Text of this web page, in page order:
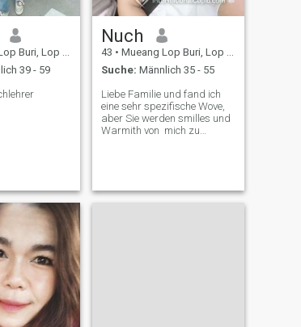
Lop Buri, Thailand
39 - 59
Nuch
43 • Mueang Lop Buri, Lop Buri, Thailand
Suche: Männlich 35 - 55
Liebe Familie und fand ich
eine sehr spezifische Wove,
aber Sie werden smilles und
Warmith von ​ mich zu